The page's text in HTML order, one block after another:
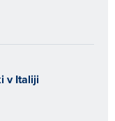
v Italiji